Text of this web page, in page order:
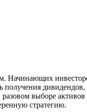
Начинающих
получения
выборе
стратегию.